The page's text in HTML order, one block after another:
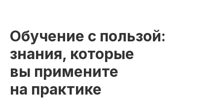
Обучение с пользой:
знания, которые
вы примените
на практике